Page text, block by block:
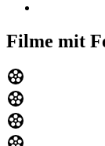
Filme mit